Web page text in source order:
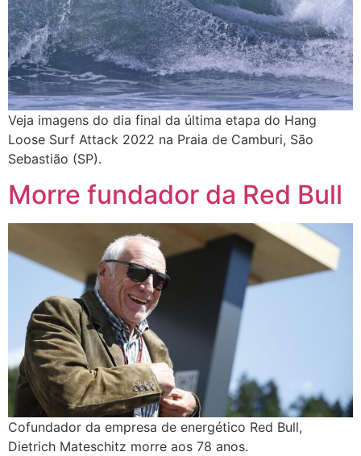
Veja imagens do dia final da última etapa do Hang
Loose Surf Attack 2022 na Praia de Camburi, São
Sebastião (SP).
Morre fundador da Red Bull
Cofundador da empresa de energético Red Bull,
Dietrich Mateschitz morre aos 78 anos.